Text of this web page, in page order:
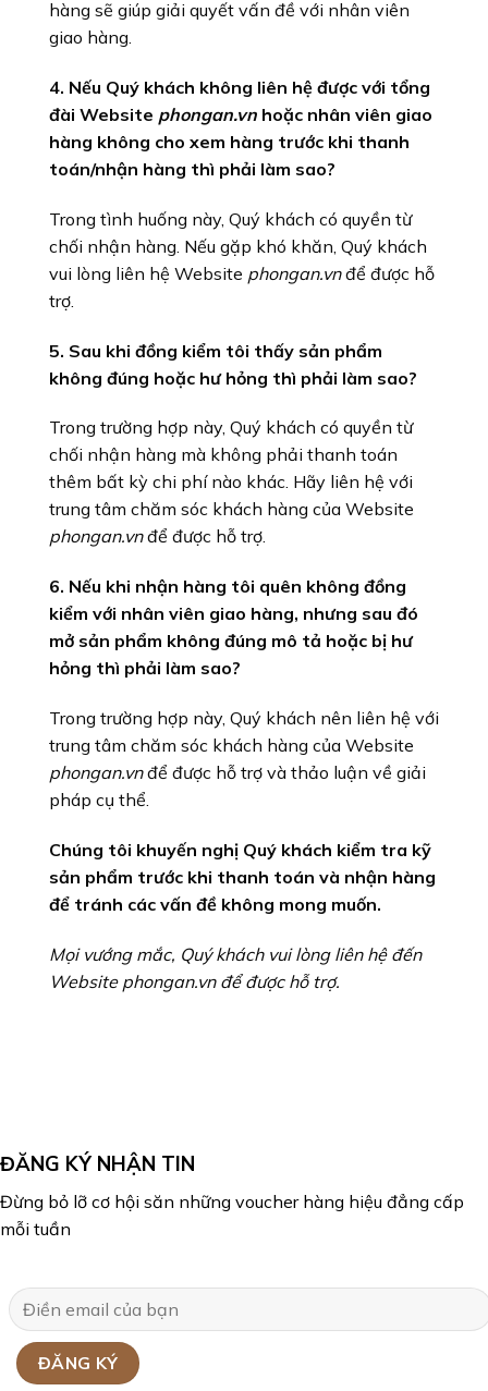
hàng sẽ giúp giải quyết vấn đề với nhân viên
giao hàng.
4. Nếu Quý khách không liên hệ được với tổng
đài Website phongan.vn hoặc nhân viên giao
hàng không cho xem hàng trước khi thanh
toán/nhận hàng thì phải làm sao?
Trong tình huống này, Quý khách có quyền từ
chối nhận hàng. Nếu gặp khó khăn, Quý khách
vui lòng liên hệ Website phongan.vnđể được hỗ
trợ.
5. Sau khi đồng kiểm tôi thấy sản phẩm
không đúng hoặc hư hỏng thì phải làm sao?
Trong trường hợp này, Quý khách có quyền từ
chối nhận hàng mà không phải thanh toán
thêm bất kỳ chi phí nào khác. Hãy liên hệ với
trung tâm chăm sóc khách hàng của Website
phongan.vnđể được hỗ trợ.
6. Nếu khi nhận hàng tôi quên không đồng
kiểm với nhân viên giao hàng, nhưng sau đó
mở sản phẩm không đúng mô tả hoặc bị hư
hỏng thì phải làm sao?
Trong trường hợp này, Quý khách nên liên hệ với
trung tâm chăm sóc khách hàng của Website
phongan.vnđể được hỗ trợ và thảo luận về giải
pháp cụ thể.
Chúng tôi khuyến nghị Quý khách kiểm tra kỹ
sản phẩm trước khi thanh toán và nhận hàng
để tránh các vấn đề không mong muốn.
Mọi vướng mắc, Quý khách vui lòng liên hệ đến
Website phongan.vnđể được hỗ trợ.
ĐĂNG KÝ NHẬN TIN
Đừng bỏ lỡ cơ hội săn những voucher hàng hiệu đẳng cấp
mỗi tuần